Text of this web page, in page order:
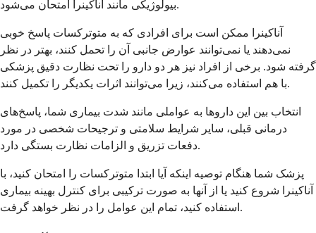
بیولوژیکی مانند آناکینرا امتحان می‌شود.
آناکینرا ممکن است برای افرادی که به متوترکسات پاسخ خوبی
نمی‌دهند یا نمی‌توانند عوارض جانبی آن را تحمل کنند، بهتر در نظر
گرفته شود. برخی از افراد نیز هر دو دارو را تحت نظارت دقیق پزشکی
با هم استفاده می‌کنند، زیرا می‌توانند اثرات یکدیگر را تکمیل کنند.
انتخاب بین این داروها به عواملی مانند شدت بیماری شما، پاسخ‌های
درمانی قبلی، سایر شرایط سلامتی و ترجیحات شخصی در مورد
دفعات تزریق و الزامات نظارت بستگی دارد.
پزشک شما هنگام توصیه اینکه آیا ابتدا متوترکسات را امتحان کنید، با
آناکینرا شروع کنید یا از آنها به صورت ترکیبی برای کنترل بهینه بیماری
استفاده کنید، تمام این عوامل را در نظر خواهد گرفت.